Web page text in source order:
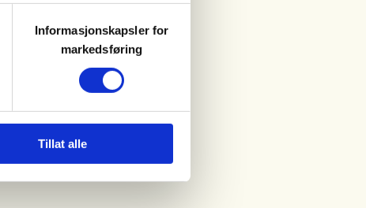
Informasjonskapsler for
markedsføring
Tillat alle